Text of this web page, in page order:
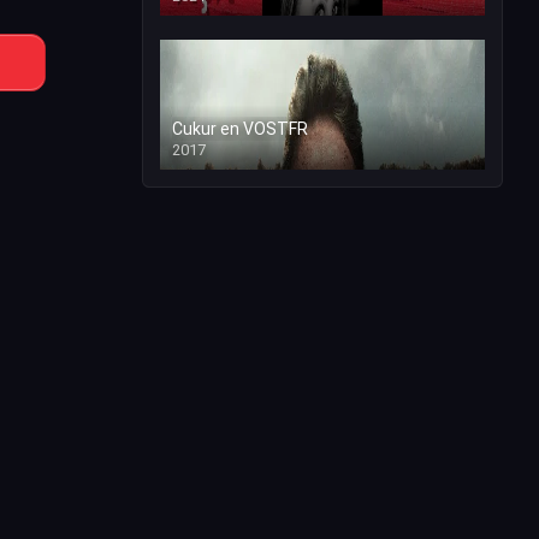
Cukur en VOSTFR
2017